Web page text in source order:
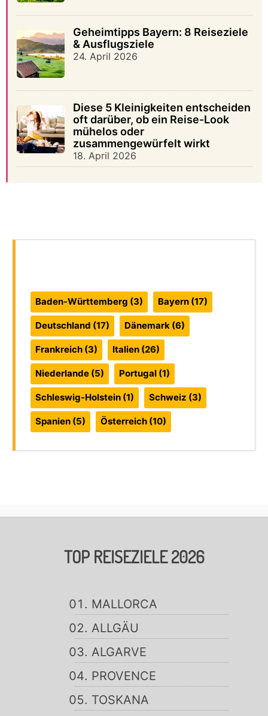
Geheimtipps Bayern: 8 Reiseziele
& Ausflugsziele
24. April 2026
Diese 5 Kleinigkeiten entscheiden
oft darüber, ob ein Reise-Look
mühelos oder
zusammengewürfelt wirkt
18. April 2026
Baden-Württemberg (3) Bayern(17)
Deutschland (17) Dänemark(6)
Frankreich(3) Italien(26)
Niederlande(5) Portugal(1)
Schleswig-Holstein(1) Schweiz (3)
Spanien(5) Österreich(10)
TOP REISEZIELE 2026
MALLORCA
ALLGÄU
ALGARVE
PROVENCE
TOSKANA